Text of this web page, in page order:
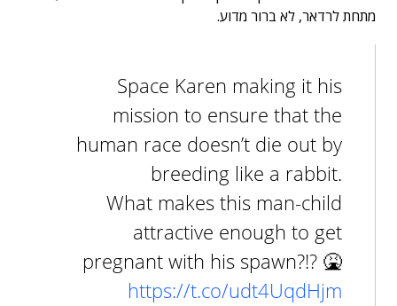
מתחת לרדאר, לא ברור מדוע.
Space Karen making it his
mission to ensure that the
human race doesn’t die out by
breeding like a rabbit.
What makes this man-child
attractive enough to get
pregnant with his spawn?!? 🤮
https://t.co/udt4UqdHjm